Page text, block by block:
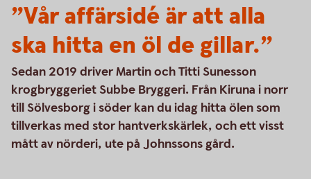
”Vår affärsidé är att alla
ska hitta en öl de gillar.”
Sedan 2019 driver Martin och Titti Sunesson
krogbryggeriet Subbe Bryggeri. Från Kiruna i norr
till Sölvesborg i söder kan du idag hitta ölen som
tillverkas med stor hantverkskärlek, och ett visst
mått av nörderi, ute på Johnssons gård.